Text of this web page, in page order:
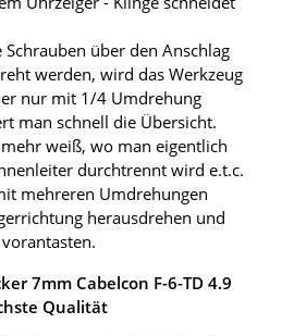
Schrauben über den Anschlag
werden, wird das Werkzeug
nur mit 1/4 Umdrehung
man schnell die Übersicht.
weiß, wo man eigentlich
durchtrennt wird e.t.c.
mehreren Umdrehungen
herausdrehen und
7mm Cabelcon F-6-TD 4.9
Qualität